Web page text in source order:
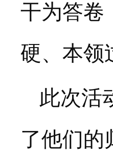
干为答卷
硬、本领
此次活
了他们的